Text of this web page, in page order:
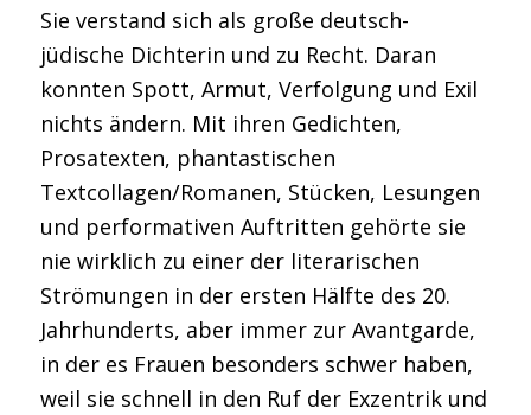
Sie verstand sich als große deutsch-
jüdische Dichterin und zu Recht. Daran
konnten Spott, Armut, Verfolgung und Exil
nichts ändern. Mit ihren Gedichten,
Prosatexten, phantastischen
Textcollagen/Romanen, Stücken, Lesungen
und performativen Auftritten gehörte sie
nie wirklich zu einer der literarischen
Strömungen in der ersten Hälfte des 20.
Jahrhunderts, aber immer zur Avantgarde,
in der es Frauen besonders schwer haben,
weil sie schnell in den Ruf der Exzentrik und